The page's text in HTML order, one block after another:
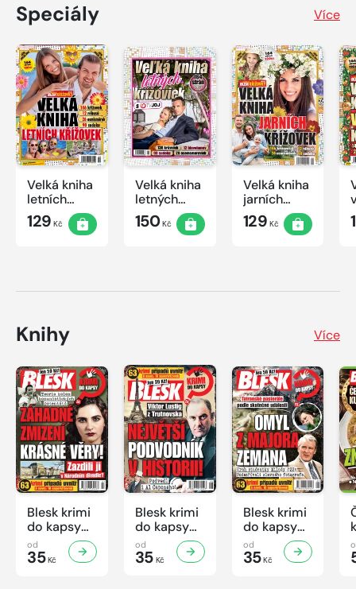
Speciály Více
Velká kniha
letních
křížovek
2026
129 Kč
Velká kniha
letných
krížoviek s
TV JOJ
150Kč
Velká kniha
jarních
křížovek
2026
129 Kč
Knihy Více
Blesk krimi
do kapsy
č.7/2026
od
35Kč
Blesk krimi
do kapsy
č.6/2026
od
35Kč
Blesk krimi
do kapsy
č.5/2026
od
35Kč